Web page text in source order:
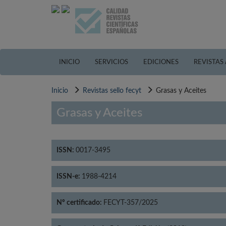
INICIO SERVICIOS EDICIONES
Inicio Revistas sello fecyt Grasas y Aceites
Grasas y Aceites
ISSN: 0017-3495
ISSN-e: 1988-4214
Nº certificado: FECYT-357/2025